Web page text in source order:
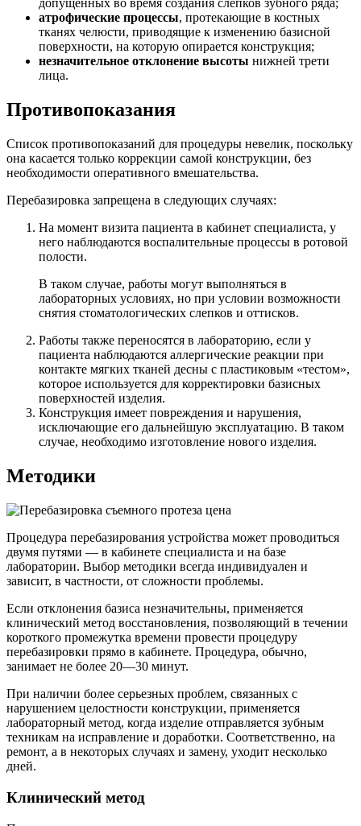
допущенных во время создания слепков зубного ряда;
атрофические процессы, протекающие в костных
тканях челюсти, приводящие к изменению базисной
поверхности, на которую опирается конструкция;
незначительное отклонение высоты нижней трети
лица.
Противопоказания
Список противопоказаний для процедуры невелик, поскольку
она касается только коррекции самой конструкции, без
необходимости оперативного вмешательства.
Перебазировка запрещена в следующих случаях:
На момент визита пациента в кабинет специалиста, у
него наблюдаются воспалительные процессы в ротовой
полости.
В таком случае, работы могут выполняться в
лабораторных условиях, но при условии возможности
снятия стоматологических слепков и оттисков.
Работы также переносятся в лабораторию, если у
пациента наблюдаются аллергические реакции при
контакте мягких тканей десны с пластиковым «тестом»,
которое используется для корректировки базисных
поверхностей изделия.
Конструкция имеет повреждения и нарушения,
исключающие его дальнейшую эксплуатацию. В таком
случае, необходимо изготовление нового изделия.
Методики
Процедура перебазирования устройства может проводиться
двумя путями — в кабинете специалиста и на базе
лаборатории. Выбор методики всегда индивидуален и
зависит, в частности, от сложности проблемы.
Если отклонения базиса незначительны, применяется
клинический метод восстановления, позволяющий в течении
короткого промежутка времени провести процедуру
перебазировки прямо в кабинете. Процедура, обычно,
занимает не более 20—30 минут.
При наличии более серьезных проблем, связанных с
нарушением целостности конструкции, применяется
лабораторный метод, когда изделие отправляется зубным
техникам на исправление и доработки. Соответственно, на
ремонт, а в некоторых случаях и замену, уходит несколько
дней.
Клинический метод